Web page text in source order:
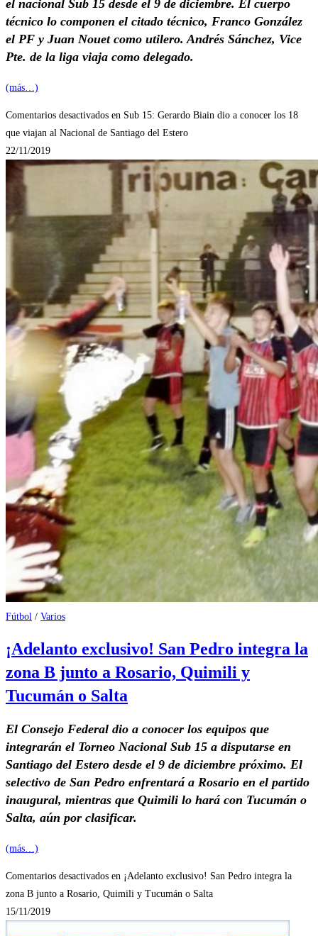
el nacional Sub 15 desde el 9 de diciembre. El cuerpo
técnico lo componen el citado técnico, Franco González
el PF y Juan Nouet como utilero. Andrés Sánchez, Vice
Pte. de la liga viaja como delegado.
(más…)
Comentarios desactivados en Sub 15: Gerardo Biain dio a conocer los 18
que viajan al Nacional de Santiago del Estero
22/11/2019
Fútbol / Varios
¡Adelanto exclusivo! San Pedro integra la
zona B junto a Rosario, Quimili y
Tucumán o Salta
El Consejo Federal dio a conocer los equipos que
integrarán el Torneo Nacional Sub 15 a disputarse en
Santiago del Estero desde el 9 de diciembre próximo. El
selectivo de San Pedro enfrentará a Rosario en el partido
inaugural, mientras que Quimili lo hará con Tucumán o
Salta, aún por clasificar.
(más…)
Comentarios desactivados en ¡Adelanto exclusivo! San Pedro integra la
zona B junto a Rosario, Quimili y Tucumán o Salta
15/11/2019